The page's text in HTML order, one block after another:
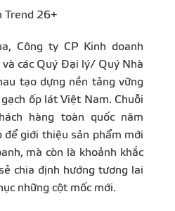
Trend 26+
Công ty CP Kinh doanh
các Quý Đại lý/ Quý Nhà
tạo dựng nền tảng vững
ốp lát Việt Nam. Chuỗi
hàng toàn quốc năm
giới thiệu sản phẩm mới
mà còn là khoảnh khắc
chia định hướng tương lai
những cột mốc mới.